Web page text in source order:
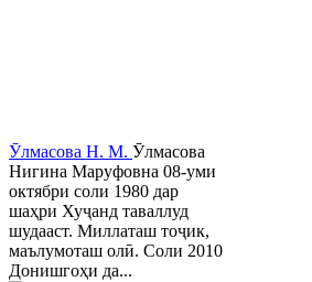
Ӯлмасова Н. М. Ӯлмасова
Нигина Маруфовна 08-уми
октябри соли 1980 дар
шаҳри Хуҷанд таваллуд
шудааст. Миллаташ тоҷик,
маълумоташ олӣ. Соли 2010
Донишгоҳи да...